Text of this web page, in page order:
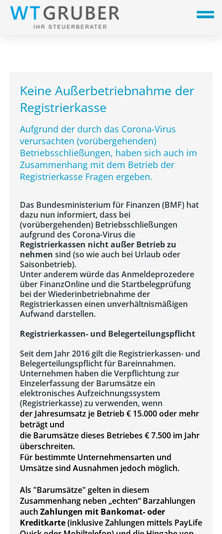
Keine Außerbetriebnahme der
Registrierkasse
Aufgrund der durch das Corona-Virus
verursachten (vorübergehenden)
Betriebsschließungen, haben sich auch im
Zusammenhang mit dem Betrieb der
Registrierkasse Fragen ergeben.
Das Bundesministerium für Finanzen (BMF) hat
dazu nun informiert, dass bei
(vorübergehenden) Betriebsschließungen
aufgrund des Corona-Virus die
Registrierkassen nicht außer Betrieb zu
nehmen sind (so wie auch bei Urlaub oder
Saisonbetrieb).
Unter anderem würde das Anmeldeprozedere
über FinanzOnline und die Startbelegprüfung
bei der Wiederinbetriebnahme der
Registrierkassen einen unverhältnismäßigen
Aufwand darstellen.
Registrierkassen- und Belegerteilungspflicht
Seit dem Jahr 2016 gilt die Registrierkassen- und
Belegerteilungspflicht für Bareinnahmen.
Unternehmen haben die Verpflichtung zur
Einzelerfassung der Barumsätze ein
elektronisches Aufzeichnungssystem
(Registrierkasse) zu verwenden, wenn
der Jahresumsatz je Betrieb € 15.000 oder mehr
beträgt und
die Barumsätze dieses Betriebes € 7.500 im Jahr
überschreiten.
Für bestimmte Unternehmensarten und
Umsätze sind Ausnahmen jedoch möglich.
Als "Barumsätze" gelten in diesem
Zusammenhang neben „echten“ Barzahlungen
auch Zahlungen mit Bankomat- oder
Kreditkarte(inklusive Zahlungen mittels PayLife